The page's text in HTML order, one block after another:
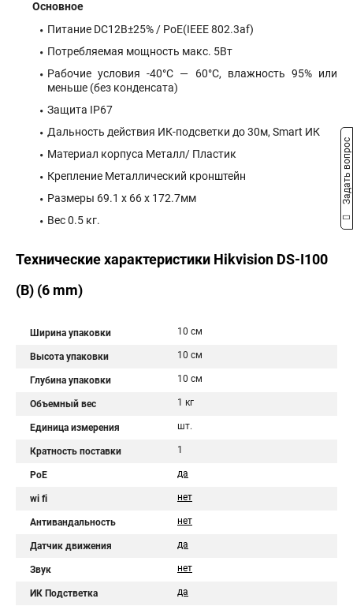
Основное
Питание DC12В±25% / PoE(IEEE 802.3af)
Потребляемая мощность макс. 5Вт
Рабочие условия -40°С — 60°С, влажность 95% или
меньше (без конденсата)
Защита IP67
Дальность действия ИК-подсветки до 30м, Smart ИК
Материал корпуса Металл/ Пластик
Крепление Металлический кронштейн
Размеры 69.1 x 66 х 172.7мм
Вес 0.5 кг.
Технические характеристики Hikvision DS-I100
(B) (6 mm)
Ширина упаковки 10 см
Высота упаковки 10 см
Глубина упаковки 10 см
Объемный вес 1 кг
Единица измерения шт.
Кратность поставки 1
PoE да
wi fi нет
Антивандальность нет
Датчик движения да
Звук нет
ИК Подстветка да
Задать вопрос